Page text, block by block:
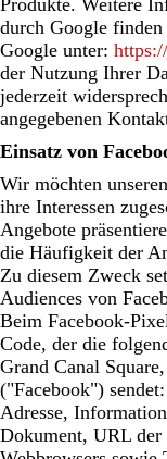
durch Google
Google unter:
der Nutzung Ihrer
jederzeit
angegebenen
Einsatz von
Wir möchten
ihre Interessen
Angebote
die Häufigkeit der
Zu diesem Zweck
Audiences von
Beim Facebook-
Code, der die
Grand Canal
("Facebook")
Adresse,
Dokument, URL der